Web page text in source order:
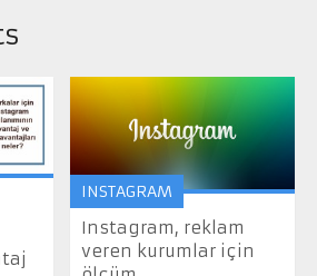
INSTAGRAM
Instagram, reklam
veren kurumlar için